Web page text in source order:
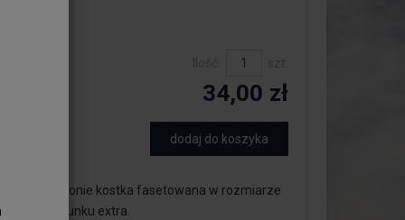
34,00 zł
dodaj do koszyka
piękne Cyrkonie kostka fasetowana w rozmiarze
w gatunku extra.